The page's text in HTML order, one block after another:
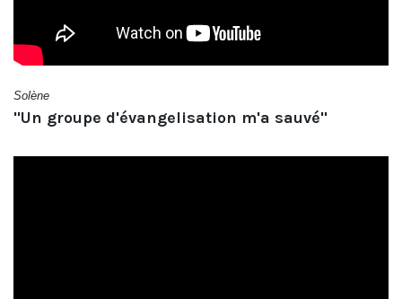
Solène
"Un groupe d'évangelisation m'a sauvé"